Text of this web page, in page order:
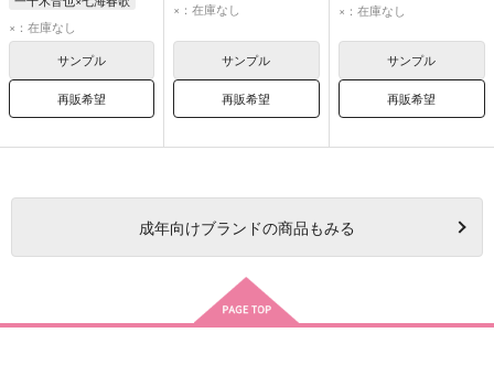
一十木音也
×：在庫なし
サンプル
再販希望
沖田総司
×：在庫なし
サンプル
再販希望
主人公
×：在庫なし
サンプル
再販希望
成年向けブランドの商品もみる